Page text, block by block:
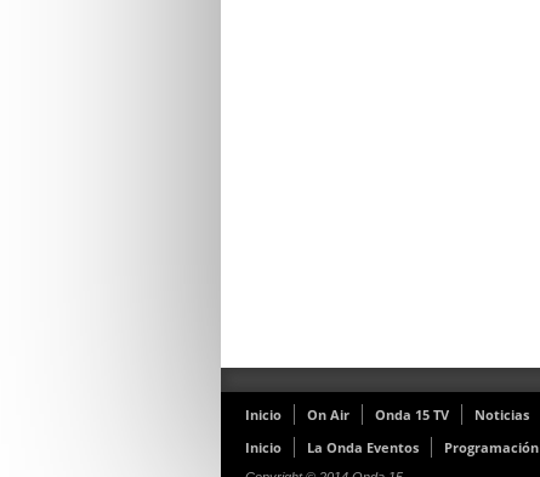
Inicio On Air Onda 15 TV Noticias
Inicio
La Onda Eventos Programación